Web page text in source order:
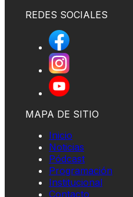
REDES SOCIALES
MAPA DE SITIO
Inicio
Noticias
Pódcast
Programación
Institucional
Contacto